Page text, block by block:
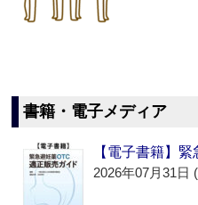
書籍・電子メディア
【電子書籍】
2026年07月31日